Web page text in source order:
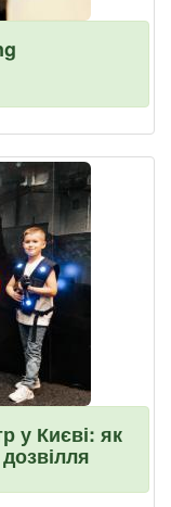
у Києві: як